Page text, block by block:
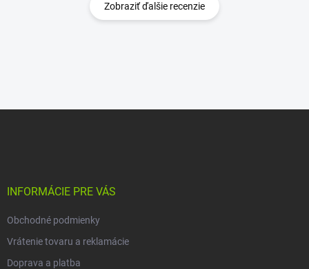
Zobraziť ďalšie recenzie
INFORMÁCIE PRE VÁS
Obchodné podmienky
Vrátenie tovaru a reklamácie
Doprava a platba